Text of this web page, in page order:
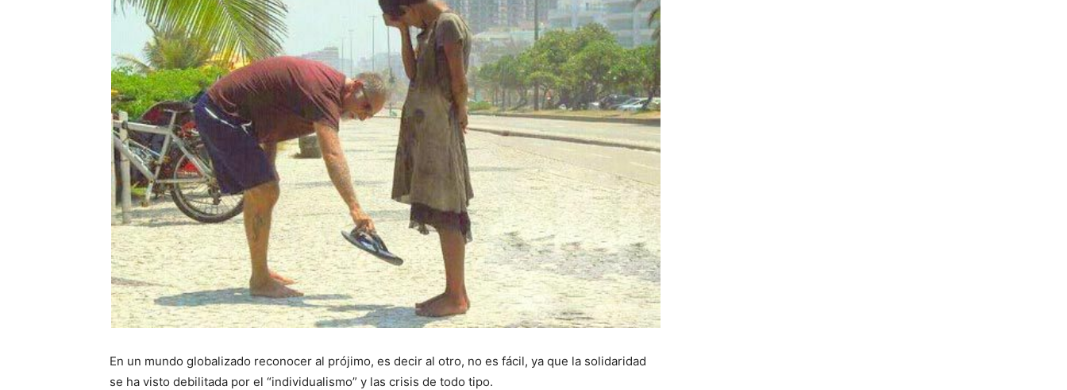
En un mundo globalizado reconocer al prójimo, es decir al otro, no es fácil, ya que la solidaridad
se ha visto debilitada por el “individualismo” y las crisis de todo tipo.